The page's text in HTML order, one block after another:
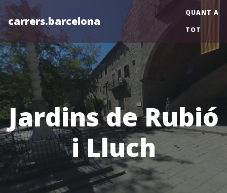
carrers.barcelona
QUANT A
TOT
Jardins de Rubió
i Lluch